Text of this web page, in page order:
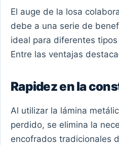
El auge de la losa
debe a una serie de
ideal para diferentes
Entre las ventajas
Rapidez en la
Al utilizar la lámina
perdido, se elimina la
encofrados tradicionales